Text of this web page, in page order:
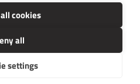
cookies
all
settings
non sei solo